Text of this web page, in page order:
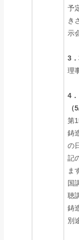
予
き
示
3
理
4
（
第
鋳
の
記
ま
国
聴
鋳
別